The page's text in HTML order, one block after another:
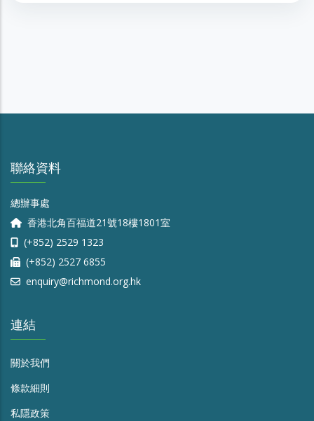
聯絡資料
總辦事處
香港北角百福道21號18樓1801室
(+852) 2529 1323
(+852) 2527 6855
enquiry@richmond.org.hk
連結
關於我們
條款細則
私隱政策